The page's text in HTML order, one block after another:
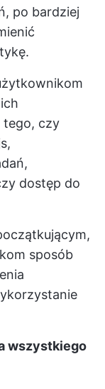
po bardziej
tego, czy
dostęp do
sposób
wszystkiego